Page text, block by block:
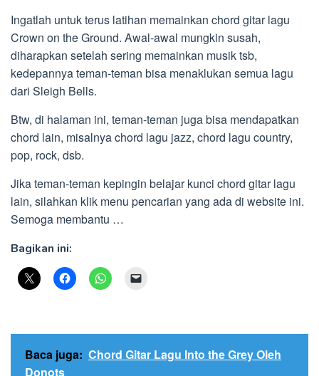
Ingatlah untuk terus latihan memainkan chord gitar lagu
Crown on the Ground. Awal-awal mungkin susah,
diharapkan setelah sering memainkan musik tsb,
kedepannya teman-teman bisa menaklukan semua lagu
dari Sleigh Bells.
Btw, di halaman ini, teman-teman juga bisa mendapatkan
chord lain, misalnya chord lagu jazz, chord lagu country,
pop, rock, dsb.
Jika teman-teman kepingin belajar kunci chord gitar lagu
lain, silahkan klik menu pencarian yang ada di website ini.
Semoga membantu …
Bagikan ini:
Baca juga: Chord Gitar Lagu Into the Grey Oleh
Donots